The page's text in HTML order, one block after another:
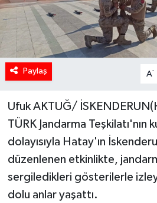
Paylaş A-
Ufuk AKTUĞ/
TÜRK Jandarma Teşkilatı'nın
dolayısıyla Hatay'ın
düzenlenen etkinlikte,
sergiledikleri gösterilerle
dolu anlar yaşattı.